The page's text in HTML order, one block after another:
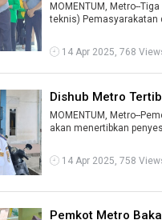
MOMENTUM, Metro--
teknis) Pemasyarakatan
14 Apr 2025, 768
Dishub Metro
MOMENTUM, Metro--
akan menertibkan
14 Apr 2025, 758
Pemkot Metro